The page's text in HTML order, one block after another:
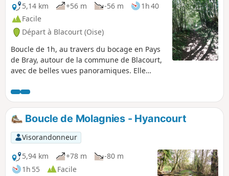
5,14 km
+56 m -56 m
1h 40
Facile
Départ à Blacourt (Oise)
Boucle de 1h, au travers du bocage en Pays
de Bray, autour de la commune de Blacourt,
avec de belles vues panoramiques. Elle
petite commune Amuchy. Ensuite, le chemin
surplombe, avec une vue large, la
campagne. Le retour par derrière le bois de
Pimprenelle est sans difficulté ni dénivelé.
Cette balade peut être familiale mais mieux
vaut éviter les périodes pluvieuses, des
passages peuvent être boueux.
Boucle de Molagnies - Hyancourt
Visorandonneur
5,94 km
+78 m
-80 m
1h 55
Facile